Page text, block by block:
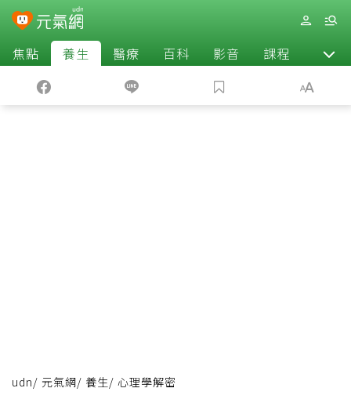
焦點 養生 醫療 百科 影音 課程 退休
udn/ 元氣網/ 養生/ 心理學解密